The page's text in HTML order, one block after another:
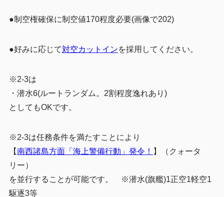
●制空権確保に制空値170程度必要(画像で202)
●好みに応じて対空カットインを採用してください。
※2-3は
・潜水6(ルートランダム。2割程度逸れあり)
としてもOKです。
※2-3は任務条件を満たすことにより
【南西諸島方面「海上警備行動」発令！ 】（クォータ
リー）
を並行することが可能です。 ※潜水(旗艦)1正空1軽空1
駆逐3等